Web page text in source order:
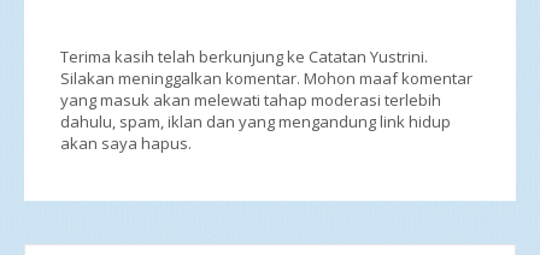
Terima kasih telah berkunjung ke Catatan Yustrini.
Silakan meninggalkan komentar. Mohon maaf komentar
yang masuk akan melewati tahap moderasi terlebih
dahulu, spam, iklan dan yang mengandung link hidup
akan saya hapus.